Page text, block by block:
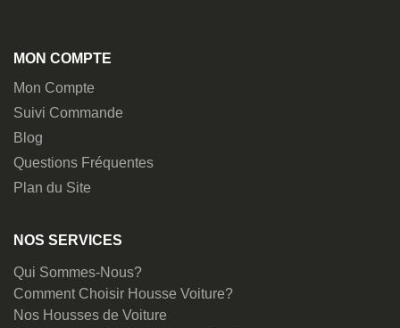
MON COMPTE
Mon Compte
Suivi Commande
Blog
Questions Fréquentes
Plan du Site
NOS SERVICES
Qui Sommes-Nous?
Comment Choisir Housse Voiture?
Nos Housses de Voiture